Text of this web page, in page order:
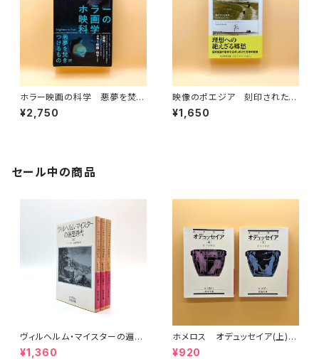
ホラー映画の科学 悪夢を焚き
つけるもの
¥2,750
映像のポエジア 刻印された時
間（ちくま学芸文庫）
¥1,650
セール中の商品
ヴィルヘルム・マイスターの遍歴
時代 (上)(中)(下)（岩波文庫）
¥1,360
ホメロス オデュッセイア(上)
(下) （岩波文庫）
¥920